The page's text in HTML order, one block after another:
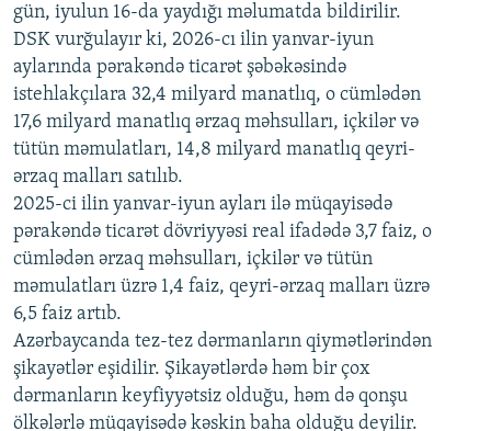
1080p
gün, iyulun 16-da yaydığı məlumatda bildirilir.
DSK vurğulayır ki, 2026-cı ilin yanvar-iyun
aylarında pərakəndə ticarət şəbəkəsində
istehlakçılara 32,4 milyard manatlıq, o cümlədən
17,6 milyard manatlıq ərzaq məhsulları, içkilər və
tütün məmulatları, 14,8 milyard manatlıq qeyri-
ərzaq malları satılıb.
2025-ci ilin yanvar-iyun ayları ilə müqayisədə
pərakəndə ticarət dövriyyəsi real ifadədə 3,7 faiz, o
cümlədən ərzaq məhsulları, içkilər və tütün
məmulatları üzrə 1,4 faiz, qeyri-ərzaq malları üzrə
6,5 faiz artıb.
Azərbaycanda tez-tez dərmanların qiymətlərindən
şikayətlər eşidilir. Şikayətlərdə həm bir çox
dərmanların keyfiyyətsiz olduğu, həm də qonşu
ölkələrlə müqayisədə kəskin baha olduğu deyilir.